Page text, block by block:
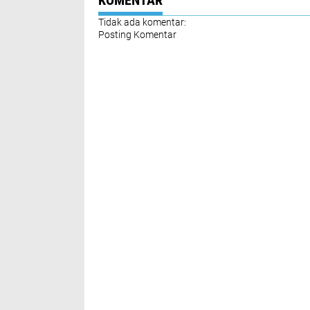
Medan
Tidak ada komentar:
Posting Komentar